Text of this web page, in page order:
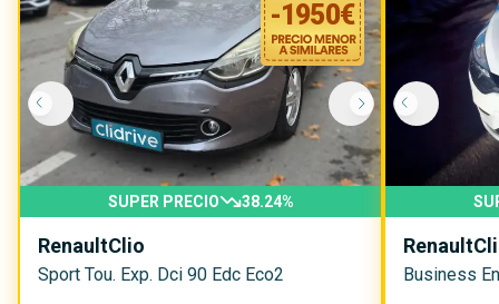
-1950€
SUPER PRECIO 38.24%
RenaultClio
Sport Tou. Exp. Dci 90 Edc Eco2
Renault
Business